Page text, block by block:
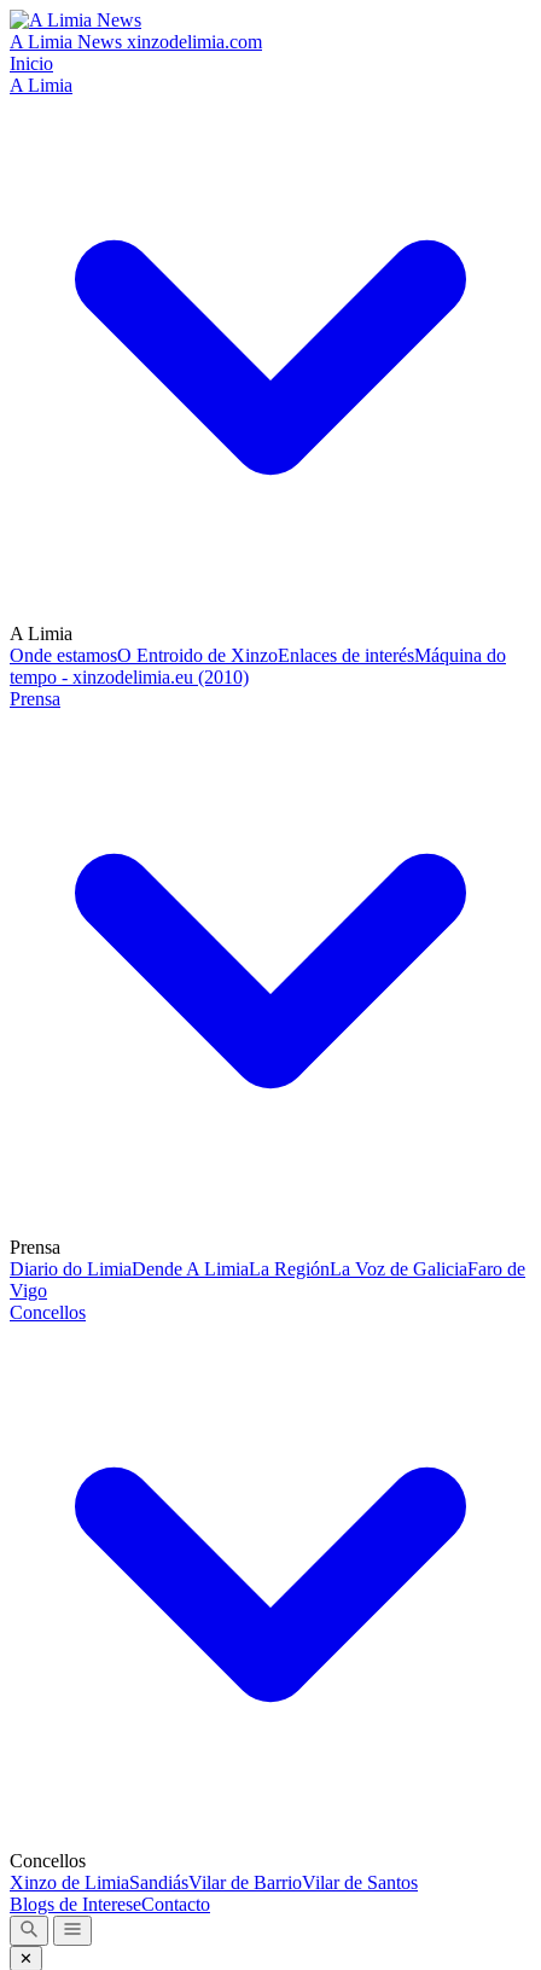
A Limia News xinzodelimia.com
Inicio
A Limia
A Limia
Onde estamosO Entroido de XinzoEnlaces de interésMáquina do
tempo - xinzodelimia.eu (2010)
Prensa
Prensa
Diario do LimiaDende A LimiaLa RegiónLa Voz de GaliciaFaro de
Vigo
Concellos
Concellos
Xinzo de LimiaSandiásVilar de BarrioVilar de Santos
Blogs de IntereseContacto
✕